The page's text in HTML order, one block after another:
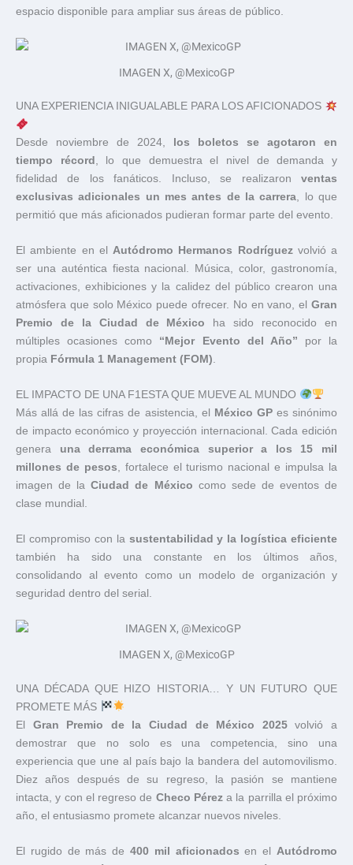
espacio disponible para ampliar sus áreas de público.
IMAGEN X, @MexicoGP
UNA EXPERIENCIA INIGUALABLE PARA LOS AFICIONADOS
Desde noviembre de 2024,
los boletos se agotaron en
tiempo récord , lo que demuestra el nivel de demanda y
fidelidad de los fanáticos. Incluso, se realizaron ventas
exclusivas adicionales un mes antes de la carrera, lo que
permitió que más aficionados pudieran formar parte del evento.
El ambiente en el Autódromo Hermanos Rodríguezvolvió a
ser una auténtica fiesta nacional. Música, color, gastronomía,
activaciones, exhibiciones y la calidez del público crearon una
atmósfera que solo México puede ofrecer. No en vano, el Gran
Premio de la Ciudad de México ha sido reconocido en
múltiples ocasiones como “Mejor Evento del Año” por la
propia Fórmula 1 Management (FOM).
EL IMPACTO DE UNA F1ESTA QUE MUEVE AL MUNDO
Más allá de las cifras de asistencia, el
México GPes sinónimo
de impacto económico y proyección internacional. Cada edición
genera una derrama económica superior a los 15 mil
millones de pesos, fortalece el turismo nacional e impulsa la
imagen de laCiudad de México como sede de eventos de
clase mundial.
El compromiso con la sustentabilidad y la logística eficiente
también ha sido una constante en los últimos años,
consolidando al evento como un modelo de organización y
seguridad dentro del serial.
IMAGEN X, @MexicoGP
UNA DÉCADA QUE HIZO HISTORIA… Y UN FUTURO QUE
PROMETE MÁS
El Gran Premio de la Ciudad de México 2025volvió a
demostrar que no solo es una competencia, sino una
experiencia que une al país bajo la bandera del automovilismo.
Diez años después de su regreso, la pasión se mantiene
intacta, y con el regreso de Checo Péreza la parrilla el próximo
año, el entusiasmo promete alcanzar nuevos niveles.
El rugido de más de 400 mil aficionados en el Autódromo